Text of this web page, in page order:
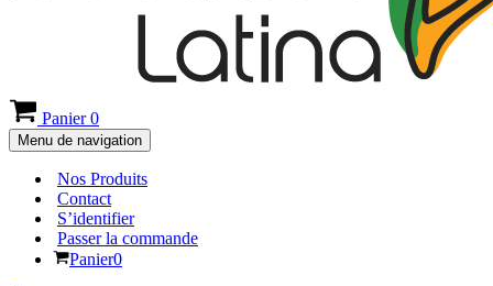
Panier0
Menu de navigation
Nos Produits
Contact
S’identifier
Passer la commande
Panier0